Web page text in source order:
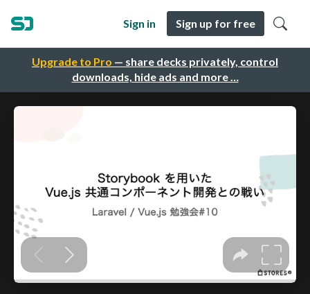
Upgrade to Pro — share decks privately, control
downloads, hide ads and more …
Sign in Sign up for free